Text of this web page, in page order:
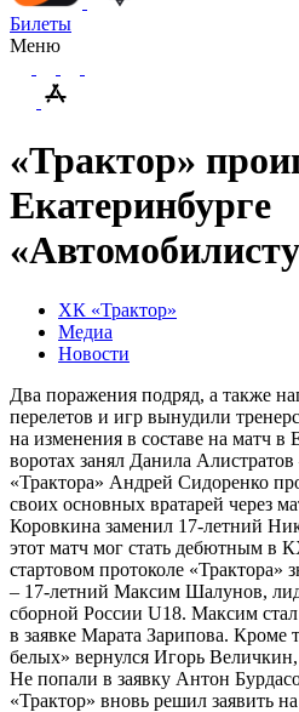
Билеты
Меню
«Трактор»
Екатеринбурге
ХК «Трактор»
Медиа
Новости
Два поражения подряд, а также
перелетов и игр вынудили
на изменения в составе на матч в
воротах занял Данила
«Трактора» Андрей Сидоренко
своих основных вратарей через
Коровкина заменил 17-летний
этот матч мог стать дебютным в
стартовом протоколе «Трактора»
– 17-летний Максим Шалунов,
сборной России U18. Максим
в заявке Марата Зарипова. Кроме
белых» вернулся Игорь
Не попали в заявку Антон
«Трактор» вновь решил заявить